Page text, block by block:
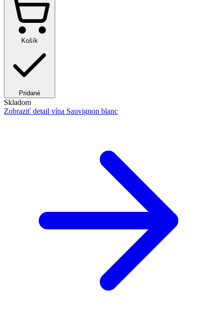
Košík
Pridané
Skladom
Zobraziť detail vína Sauvignon blanc